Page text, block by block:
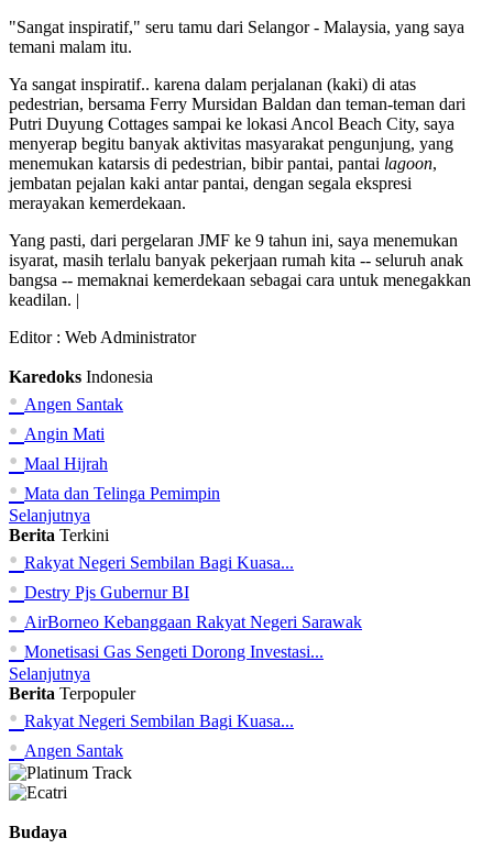
"Sangat inspiratif," seru tamu dari Selangor - Malaysia, yang saya
temani malam itu.
Ya sangat inspiratif.. karena dalam perjalanan (kaki) di atas
pedestrian, bersama Ferry Mursidan Baldan dan teman-teman dari
Putri Duyung Cottages sampai ke lokasi Ancol Beach City, saya
menyerap begitu banyak aktivitas masyarakat pengunjung, yang
menemukan katarsis di pedestrian, bibir pantai, pantai lagoon,
jembatan pejalan kaki antar pantai, dengan segala ekspresi
merayakan kemerdekaan.
Yang pasti, dari pergelaran JMF ke 9 tahun ini, saya menemukan
isyarat, masih terlalu banyak pekerjaan rumah kita -- seluruh anak
bangsa -- memaknai kemerdekaan sebagai cara untuk menegakkan
keadilan. |
Editor : Web Administrator
Karedoks Indonesia
• Angen Santak
• Angin Mati
• Maal Hijrah
• Mata dan Telinga Pemimpin
Selanjutnya
Berita Terkini
• Rakyat Negeri Sembilan Bagi Kuasa...
• Destry Pjs Gubernur BI
• AirBorneo Kebanggaan Rakyat Negeri Sarawak
• Monetisasi Gas Sengeti Dorong Investasi...
Selanjutnya
Berita Terpopuler
• Rakyat Negeri Sembilan Bagi Kuasa...
• Angen Santak
Budaya